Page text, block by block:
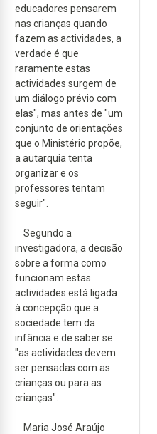
educadores pensarem
nas crianças quando
fazem as actividades, a
verdade é que
raramente estas
actividades surgem de
um diálogo prévio com
elas", mas antes de "um
conjunto de orientações
que o Ministério propõe,
a autarquia tenta
organizar e os
professores tentam
seguir".
Segundo a
investigadora, a decisão
sobre a forma como
funcionam estas
actividades está ligada
à concepção que a
sociedade tem da
infância e de saber se
"as actividades devem
ser pensadas com as
crianças ou para as
crianças".
Maria José Araújo